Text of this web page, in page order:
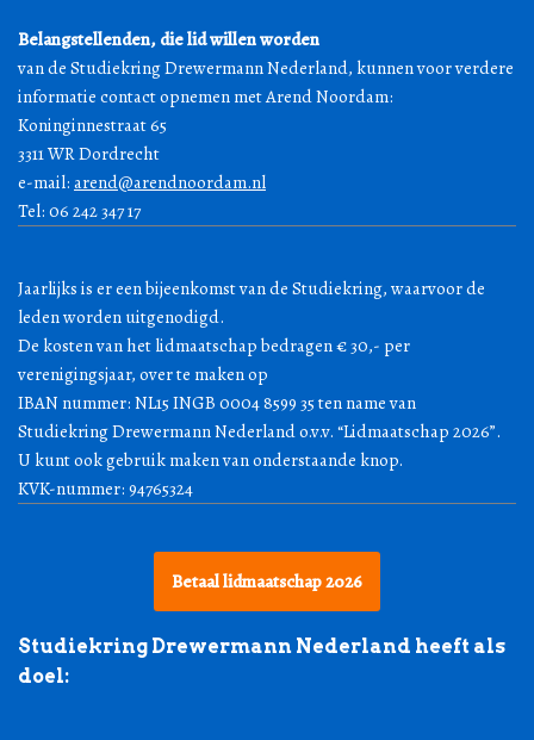
Belangstellenden, die lid willen worden
van de Studiekring Drewermann Nederland, kunnen voor verdere
informatie contact opnemen met Arend Noordam:
Koninginnestraat 65
3311 WR Dordrecht
e-mail: arend@arendnoordam.nl
Tel: 06 242 347 17
Jaarlijks is er een bijeenkomst van de Studiekring, waarvoor de
leden worden uitgenodigd.
De kosten van het lidmaatschap bedragen € 30,- per
verenigingsjaar, over te maken op
IBAN nummer: NL15 INGB 0004 8599 35 ten name van
Studiekring Drewermann Nederland o.v.v. “Lidmaatschap 2026”.
U kunt ook gebruik maken van onderstaande knop.
KVK-nummer: 94765324
Betaal lidmaatschap 2026
Studiekring Drewermann Nederland heeft als
doel: